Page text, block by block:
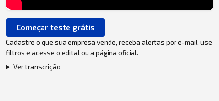
Começar teste grátis
Cadastre o que sua empresa vende, receba alertas por e-mail, use
filtros e acesse o edital ou a página oficial.
Ver transcrição